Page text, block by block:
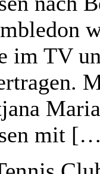
im TV
mit